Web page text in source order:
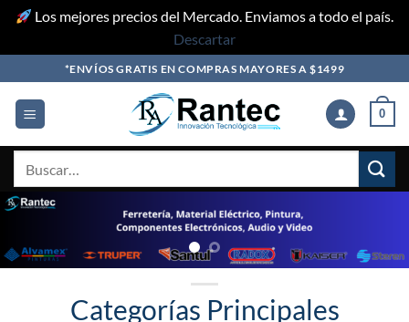
Los mejores precios del Mercado. Enviamos a todo el país.
Descartar
to
content
*ENVÍOS GRATIS EN COMPRAS MAYORES A $1499
0
Categorías Principales